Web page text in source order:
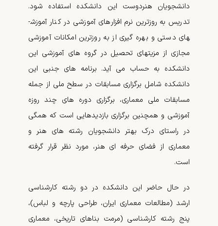
دانشجویان هنردوست این دانشکده استفاده شود.
تدریس به­ روزترین نرم افزارهای آموزشی در کنار آموزش­
های دستی و بهره ­گیری از به­ روزترین امکانات آموزشی
مجازی از مزیت­های تحصیل در گروه­ های آموزشی این
دانشکده به حساب می­ آید. برنامه­ های جنبی این
دانشکده شامل برگزاری مسابقات در سطح ملی از جمله
مسابقات ملی معماری، برگزاری دوره­ های چند روزه
آموزشی و همچنین برگزاری بازدیدهایی است که همگی
در راستای درک بهتر دانشجویان رشته­­ های هنر و
معماری از فضای حرفه ای هنر، مورد نظر قرار گرفته
است.
در حال حاضر این دانشکده در دو رشته کارشناسی
ارشد­ (مطالعات معماری ایران، طراحی پارچه و لباس)،
پنج رشته کارشناسی (مرمت بناهای تاریخی، معماری